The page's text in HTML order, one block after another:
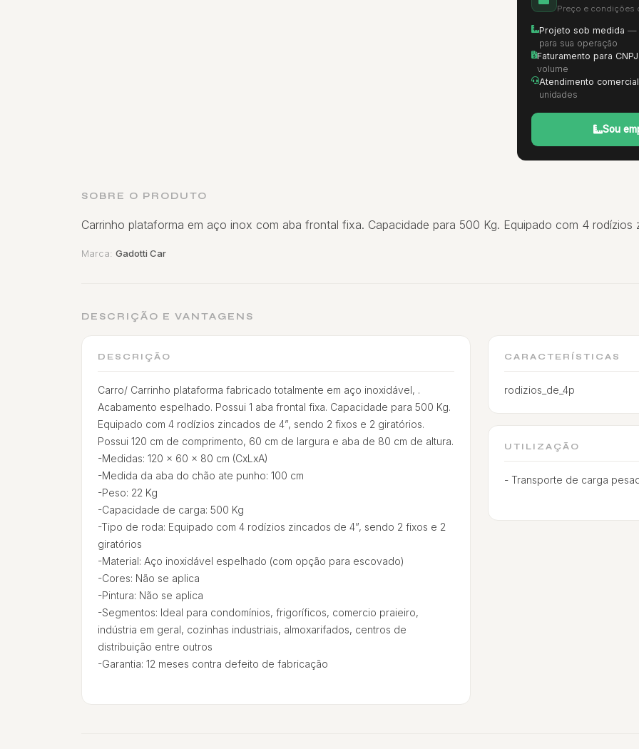
Preço e condições
Projeto sob medida —
para sua operação
Faturamento para CNPJ
volume
Atendimento comercial
unidades
Sou
SOBRE O PRODUTO
Carrinho plataforma em aço inox com aba frontal fixa. Capacidade para 500 Kg. Equipado com 4
Marca: Gadotti Car
DESCRIÇÃO E VANTAGENS
DESCRIÇÃO
Carro/ Carrinho plataforma fabricado totalmente em aço inoxidável, .
Acabamento espelhado. Possui 1 aba frontal fixa. Capacidade para 500 Kg.
Equipado com 4 rodízios zincados de 4”, sendo 2 fixos e 2 giratórios.
Possui 120 cm de comprimento, 60 cm de largura e aba de 80 cm de altura.
-Medidas: 120 x 60 x 80 cm (CxLxA)
-Medida da aba do chão ate punho: 100 cm
-Peso: 22 Kg
-Capacidade de carga: 500 Kg
-Tipo de roda: Equipado com 4 rodízios zincados de 4”, sendo 2 fixos e 2
giratórios
-Material: Aço inoxidável espelhado (com opção para escovado)
-Cores: Não se aplica
-Pintura: Não se aplica
-Segmentos: Ideal para condomínios, frigoríficos, comercio praieiro,
indústria em geral, cozinhas industriais, almoxarifados, centros de
distribuição entre outros
-Garantia: 12 meses contra defeito de fabricação
CARACTERÍSTICAS
rodizios_de_4p
UTILIZAÇÃO
- Transporte de carga